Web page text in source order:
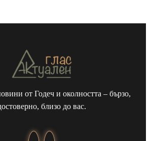
от Годеч и околността – бързо,
близо до вас.